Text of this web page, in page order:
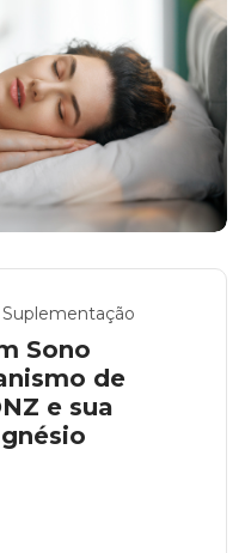
Sono
de
e sua